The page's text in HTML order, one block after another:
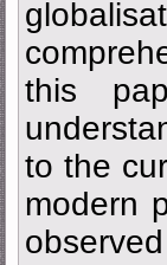
this
to the
modern